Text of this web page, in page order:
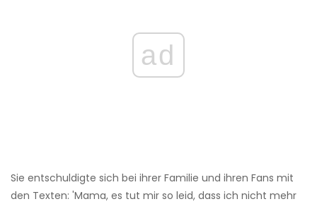
ad
Sie entschuldigte sich bei ihrer Familie und ihren Fans mit
den Texten: 'Mama, es tut mir so leid, dass ich nicht mehr